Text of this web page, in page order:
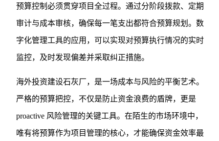
预算控制必须贯穿项目全过程。通过分阶段拨款、定期
审计与成本审核，确保每一笔支出都符合预算规划。数
字化管理工具的应用，可以实现对预算执行情况的实时
监控，及时发现偏差并采取纠正措施。
海外投资建设石灰厂，是一场成本与风险的平衡艺术。
严格的预算把控，不仅是防止资金浪费的盾牌，更是
proactive 风险管理的关键工具。在陌生的市场环境中，
唯有将预算作为项目管理的核心，才能确保资金效率最